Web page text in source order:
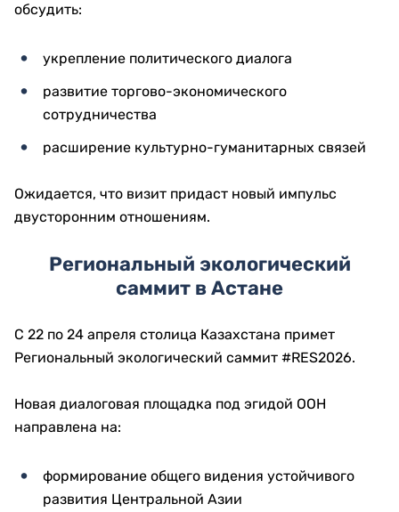
обсудить:
укрепление политического диалога
развитие торгово-экономического
сотрудничества
расширение культурно-гуманитарных связей
Ожидается, что визит придаст новый импульс
двусторонним отношениям.
Региональный экологический
саммит в Астане
С 22 по 24 апреля столица Казахстана примет
Региональный экологический саммит #RES2026.
Новая диалоговая площадка под эгидой ООН
направлена на:
формирование общего видения устойчивого
развития Центральной Азии